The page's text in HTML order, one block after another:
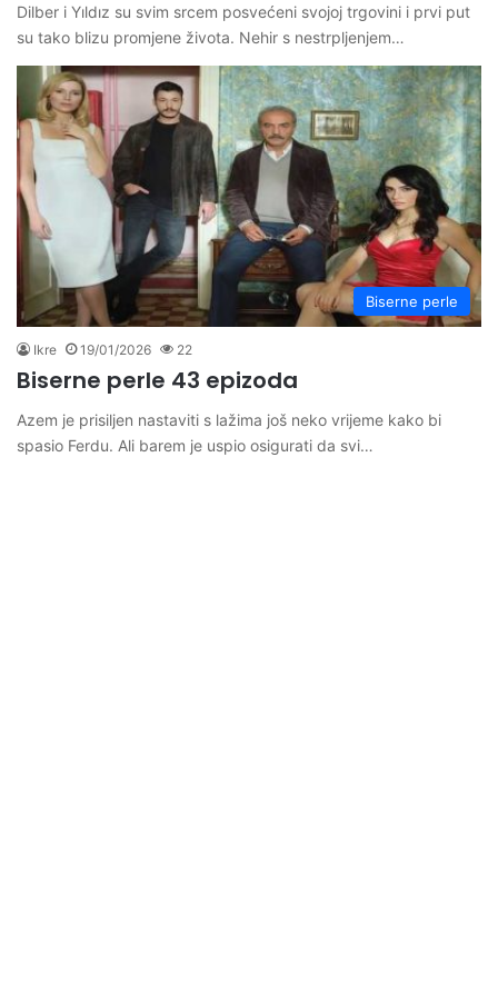
Dilber i Yıldız su svim srcem posvećeni svojoj trgovini i prvi put
su tako blizu promjene života. Nehir s nestrpljenjem…
Biserne perle
Ikre 19/01/2026 22
Biserne perle 43 epizoda
Azem je prisiljen nastaviti s lažima još neko vrijeme kako bi
spasio Ferdu. Ali barem je uspio osigurati da svi…